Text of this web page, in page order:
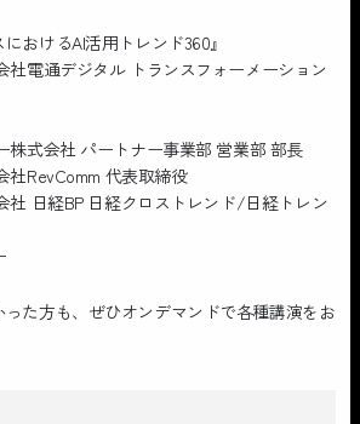
おけるAI活用トレンド360』
電通デジタル トランスフォーメーション
式会社 パートナー事業部 営業部 部長
RevComm 代表取締役
日経BP 日経クロストレンド/日経トレン
た方も、ぜひオンデマンドで各種講演をお